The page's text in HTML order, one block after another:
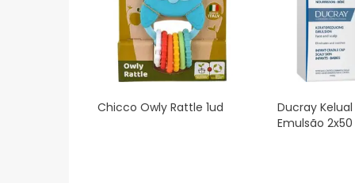
Chicco Owly Rattle 1ud
Ducray
Emulsão